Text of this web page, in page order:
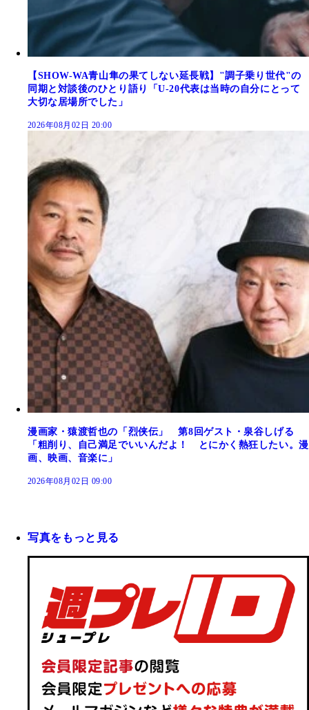
【SHOW-WA青山隼の果てしない延長戦】"調子乗り世代"の
同期と対談後のひとり語り「U-20代表は当時の自分にとって
大切な居場所でした」
2026年08月02日 20:00
漫画家・猿渡哲也の「烈侠伝」 第8回ゲスト・泉谷しげる
「粗削り、自己満足でいいんだよ！ とにかく熱狂したい。漫
画、映画、音楽に」
2026年08月02日 09:00
写真をもっと見る